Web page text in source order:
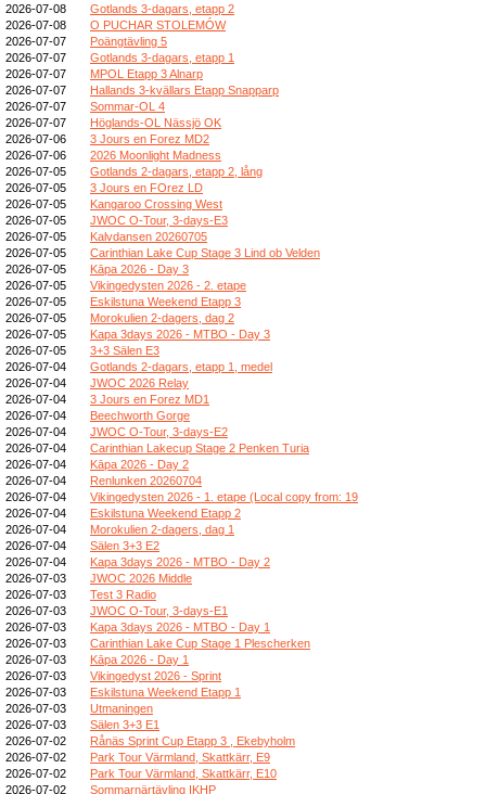
2026-07-08
Gotlands 3-dagars, etapp 2
2026-07-08
O PUCHAR STOLEMÓW
2026-07-07
Poängtävling 5
2026-07-07
Gotlands 3-dagars, etapp 1
2026-07-07
MPOL Etapp 3 Alnarp
2026-07-07
Hallands 3-kvällars Etapp Snapparp
2026-07-07
Sommar-OL 4
2026-07-07
Höglands-OL Nässjö OK
2026-07-06
3 Jours en Forez MD2
2026-07-06
2026 Moonlight Madness
2026-07-05
Gotlands 2-dagars, etapp 2, lång
2026-07-05
3 Jours en FOrez LD
2026-07-05
Kangaroo Crossing West
2026-07-05
JWOC O-Tour, 3-days-E3
2026-07-05
Kalvdansen 20260705
2026-07-05
Carinthian Lake Cup Stage 3 Lind ob Velden
2026-07-05
Kāpa 2026 - Day 3
2026-07-05
Vikingedysten 2026 - 2. etape
2026-07-05
Eskilstuna Weekend Etapp 3
2026-07-05
Morokulien 2-dagers, dag 2
2026-07-05
Kapa 3days 2026 - MTBO - Day 3
2026-07-05
3+3 Sälen E3
2026-07-04
Gotlands 2-dagars, etapp 1, medel
2026-07-04
JWOC 2026 Relay
2026-07-04
3 Jours en Forez MD1
2026-07-04
Beechworth Gorge
2026-07-04
JWOC O-Tour, 3-days-E2
2026-07-04
Carinthian Lakecup Stage 2 Penken Turia
2026-07-04
Kāpa 2026 - Day 2
2026-07-04
Renlunken 20260704
2026-07-04
Vikingedysten 2026 - 1. etape (Local copy from: 19
2026-07-04
Eskilstuna Weekend Etapp 2
2026-07-04
Morokulien 2-dagers, dag 1
2026-07-04
Sälen 3+3 E2
2026-07-04
Kapa 3days 2026 - MTBO - Day 2
2026-07-03
JWOC 2026 Middle
2026-07-03
Test 3 Radio
2026-07-03
JWOC O-Tour, 3-days-E1
2026-07-03
Kapa 3days 2026 - MTBO - Day 1
2026-07-03
Carinthian Lake Cup Stage 1 Plescherken
2026-07-03
Kāpa 2026 - Day 1
2026-07-03
Vikingedyst 2026 - Sprint
2026-07-03
Eskilstuna Weekend Etapp 1
2026-07-03
Utmaningen
2026-07-03
Sälen 3+3 E1
2026-07-02
Rånäs Sprint Cup Etapp 3 , Ekebyholm
2026-07-02
Park Tour Värmland, Skattkärr, E9
2026-07-02
Park Tour Värmland, Skattkärr, E10
2026-07-02
Sommarnärtävling IKHP